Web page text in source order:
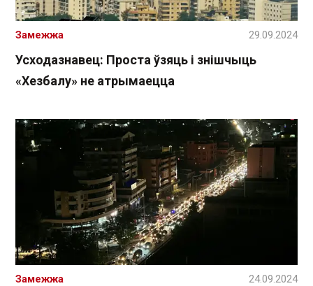
Усходазнавец: Проста ўзяць і знішчыць
«Хезбалу» не атрымаецца
Замежжа 29.09.2024
Замежжа 24.09.2024